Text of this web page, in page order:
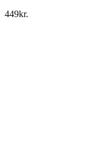
449kr.